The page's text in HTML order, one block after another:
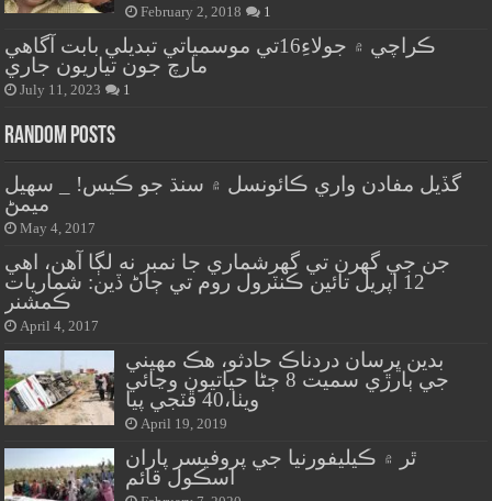
February 2, 2018 1
ڪراچي ۾ جولاءِ16تي موسمياتي تبديلي بابت آگاهي
مارچ جون تياريون جاري
July 11, 2023 1
Random Posts
گڏيل مفادن واري ڪائونسل ۾ سنڌ جو ڪيس! _ سهيل
ميمڻ
May 4, 2017
جن جي گهرن تي گهرشماري جا نمبر نه لڳا آهن، اهي
12 اپريل تائين ڪنٽرول روم تي ڄاڻ ڏين: شماريات
ڪمشنر
April 4, 2017
بدين ڀرسان دردناڪ حادثو، هڪ مهيني
جي ٻارڙي سميت 8 ڄڻا حياتيون وڃائي
ويٺا،40 ڦٽجي پيا
April 19, 2019
ٿر ۾ ڪيليفورنيا جي پروفيسر پاران
اسڪول قائم